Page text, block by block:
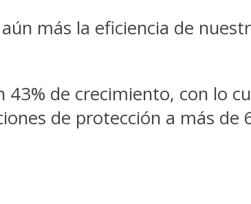
más la eficiencia de
43% de crecimiento, con lo
de protección a más de